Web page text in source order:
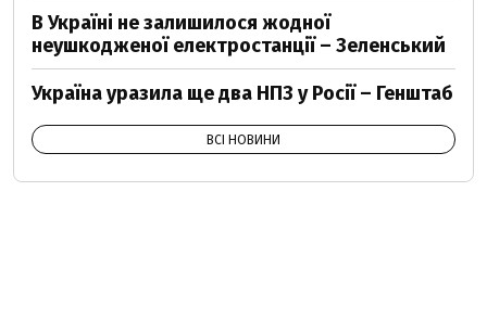
В Україні не залишилося жодної
неушкодженої електростанції – Зеленський
Україна уразила ще два НПЗ у Росії – Генштаб
ВСІ НОВИНИ